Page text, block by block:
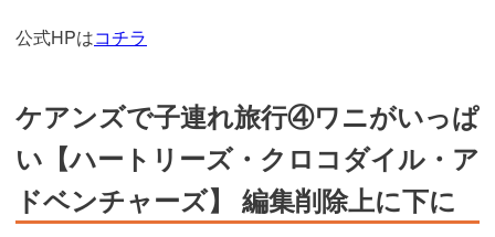
公式HPはコチラ
ケアンズで子連れ旅行④ワニがいっぱ
い【ハートリーズ・クロコダイル・ア
ドベンチャーズ】 編集削除上に下に